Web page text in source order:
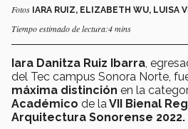
Fotos IARA RUIZ, ELIZABETH WU, LUISA
Tiempo estimado de lectura:4 mins
Iara Danitza Ruiz Ibarra ,
del Tec campus Sonora Norte,
máxima distinción en la
Académico de la VII Bienal
Arquitectura Sonorense 2022.